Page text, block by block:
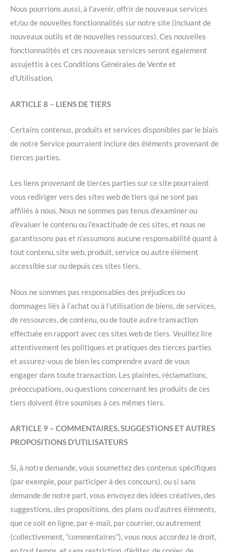
Nous pourrions aussi, à l’avenir, offrir de nouveaux services
et/ou de nouvelles fonctionnalités sur notre site (incluant de
nouveaux outils et de nouvelles ressources). Ces nouvelles
fonctionnalités et ces nouveaux services seront également
assujettis à ces Conditions Générales de Vente et
d’Utilisation.
ARTICLE 8 – LIENS DE TIERS
Certains contenus, produits et services disponibles par le biais
de notre Service pourraient inclure des éléments provenant de
tierces parties.
Les liens provenant de tierces parties sur ce site pourraient
vous rediriger vers des sites web de tiers qui ne sont pas
affiliés à nous. Nous ne sommes pas tenus d’examiner ou
d’évaluer le contenu ou l’exactitude de ces sites, et nous ne
garantissons pas et n’assumons aucune responsabilité quant à
tout contenu, site web, produit, service ou autre élément
accessible sur ou depuis ces sites tiers.
Nous ne sommes pas responsables des préjudices ou
dommages liés à l’achat ou à l’utilisation de biens, de services,
de ressources, de contenu, ou de toute autre transaction
effectuée en rapport avec ces sites web de tiers. Veuillez lire
attentivement les politiques et pratiques des tierces parties
et assurez-vous de bien les comprendre avant de vous
engager dans toute transaction. Les plaintes, réclamations,
préoccupations, ou questions concernant les produits de ces
tiers doivent être soumises à ces mêmes tiers.
ARTICLE 9 – COMMENTAIRES, SUGGESTIONS ET AUTRES
PROPOSITIONS D’UTILISATEURS
Si, à notre demande, vous soumettez des contenus spécifiques
(par exemple, pour participer à des concours), ou si sans
demande de notre part, vous envoyez des idées créatives, des
suggestions, des propositions, des plans ou d’autres éléments,
que ce soit en ligne, par e-mail, par courrier, ou autrement
(collectivement, “commentaires”), vous nous accordez le droit,